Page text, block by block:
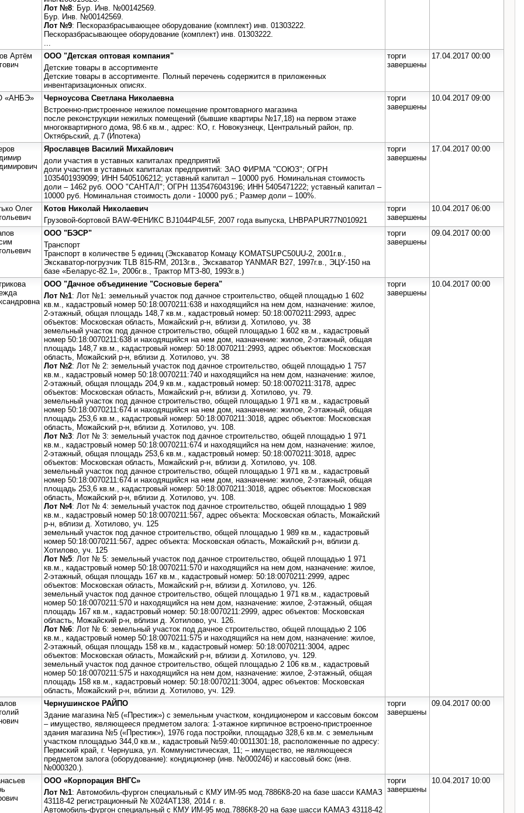
Лот №8: Бур. Инв. №00142569.
Бур. Инв. №00142569.
Лот №9: Пескоразбрасывающее оборудование (комплект) инв. 01303222.
Пескоразбрасывающее оборудование (комплект) инв. 01303222.
Артём
ООО "Детская оптовая компания"
Детские товары в ассортименте
Детские товары в ассортименте. Полный перечень содержится в приложенных
инвентаризационных описях.
торги
завершены
17.04.2017 00:00
«АНБЭ»
Черноусова Светлана Николаевна
Встроенно-пристроенное нежилое помещение промтоварного магазина
после реконструкции нежилых помещений (бывшие квартиры №17,18) на первом этаже
многоквартирного дома, 98.6 кв.м., адрес: КО, г. Новокузнецк, Центральный район, пр.
Октябрьский, д.7 (Ипотека)
торги
завершены
10.04.2017 09:00
Ярославцев Василий Михайлович
доли участия в уставных капиталах предприятий
доли участия в уставных капиталах предприятий: ЗАО ФИРМА "СОЮЗ"; ОГРН
1035401939099; ИНН 5405106212; уставный капитал – 10000 руб. Номинальная стоимость
доли – 1462 руб. ООО "САНТАЛ"; ОГРН 1135476043196; ИНН 5405471222; уставный капитал –
10000 руб. Номинальная стоимость доли - 10000 руб.; Размер доли – 100%.
торги
завершены
17.04.2017 00:00
Олег
Котов Николай Николаевич
Грузовой-бортовой BAW-ФЕНИКС BJ1044P4L5F, 2007 года выпуска, LHBPAPUR77N010921
торги
завершены
10.04.2017 06:00
ООО "БЭСР"
Транспорт
Транспорт в количестве 5 единиц (Экскаватор Комацу KOMATSUPC50UU-2, 2001г.в.,
Экскаватор-погрузчик TLB 815-RM, 2013г.в., Экскаватор YANMAR B27, 1997г.в., ЭЦУ-150 на
базе «Беларус-82.1», 2006г.в., Трактор МТЗ-80, 1993г.в.)
торги
завершены
09.04.2017 00:00
ООО "Дачное объединение "Сосновые берега"
Лот №1: Лот №1: земельный участок под дачное строительство, общей площадью 1 602
кв.м., кадастровый номер 50:18:0070211:638 и находящийся на нем дом, назначение: жилое,
2-этажный, общая площадь 148,7 кв.м., кадастровый номер: 50:18:0070211:2993, адрес
объектов: Московская область, Можайский р-н, вблизи д. Хотилово, уч. 38
земельный участок под дачное строительство, общей площадью 1 602 кв.м., кадастровый
номер 50:18:0070211:638 и находящийся на нем дом, назначение: жилое, 2-этажный, общая
площадь 148,7 кв.м., кадастровый номер: 50:18:0070211:2993, адрес объектов: Московская
область, Можайский р-н, вблизи д. Хотилово, уч. 38
Лот №2: Лот № 2: земельный участок под дачное строительство, общей площадью 1 757
кв.м., кадастровый номер 50:18:0070211:740 и находящийся на нем дом, назначение: жилое,
2-этажный, общая площадь 204,9 кв.м., кадастровый номер: 50:18:0070211:3178, адрес
объектов: Московская область, Можайский р-н, вблизи д. Хотилово, уч. 79.
земельный участок под дачное строительство, общей площадью 1 971 кв.м., кадастровый
номер 50:18:0070211:674 и находящийся на нем дом, назначение: жилое, 2-этажный, общая
площадь 253,6 кв.м., кадастровый номер: 50:18:0070211:3018, адрес объектов: Московская
область, Можайский р-н, вблизи д. Хотилово, уч. 108.
Лот №3: Лот № 3: земельный участок под дачное строительство, общей площадью 1 971
кв.м., кадастровый номер 50:18:0070211:674 и находящийся на нем дом, назначение: жилое,
2-этажный, общая площадь 253,6 кв.м., кадастровый номер: 50:18:0070211:3018, адрес
объектов: Московская область, Можайский р-н, вблизи д. Хотилово, уч. 108.
земельный участок под дачное строительство, общей площадью 1 971 кв.м., кадастровый
номер 50:18:0070211:674 и находящийся на нем дом, назначение: жилое, 2-этажный, общая
площадь 253,6 кв.м., кадастровый номер: 50:18:0070211:3018, адрес объектов: Московская
область, Можайский р-н, вблизи д. Хотилово, уч. 108.
Лот №4: Лот № 4: земельный участок под дачное строительство, общей площадью 1 989
кв.м., кадастровый номер 50:18:0070211:567, адрес объекта: Московская область, Можайский
р-н, вблизи д. Хотилово, уч. 125
земельный участок под дачное строительство, общей площадью 1 989 кв.м., кадастровый
номер 50:18:0070211:567, адрес объекта: Московская область, Можайский р-н, вблизи д.
Хотилово, уч. 125
Лот №5: Лот № 5: земельный участок под дачное строительство, общей площадью 1 971
кв.м., кадастровый номер 50:18:0070211:570 и находящийся на нем дом, назначение: жилое,
2-этажный, общая площадь 167 кв.м., кадастровый номер: 50:18:0070211:2999, адрес
объектов: Московская область, Можайский р-н, вблизи д. Хотилово, уч. 126.
земельный участок под дачное строительство, общей площадью 1 971 кв.м., кадастровый
номер 50:18:0070211:570 и находящийся на нем дом, назначение: жилое, 2-этажный, общая
площадь 167 кв.м., кадастровый номер: 50:18:0070211:2999, адрес объектов: Московская
область, Можайский р-н, вблизи д. Хотилово, уч. 126.
Лот №6: Лот № 6: земельный участок под дачное строительство, общей площадью 2 106
кв.м., кадастровый номер 50:18:0070211:575 и находящийся на нем дом, назначение: жилое,
2-этажный, общая площадь 158 кв.м., кадастровый номер: 50:18:0070211:3004, адрес
объектов: Московская область, Можайский р-н, вблизи д. Хотилово, уч. 129.
земельный участок под дачное строительство, общей площадью 2 106 кв.м., кадастровый
номер 50:18:0070211:575 и находящийся на нем дом, назначение: жилое, 2-этажный, общая
площадь 158 кв.м., кадастровый номер: 50:18:0070211:3004, адрес объектов: Московская
область, Можайский р-н, вблизи д. Хотилово, уч. 129.
торги
завершены
10.04.2017 00:00
Чернушинское РАЙПО
Здание магазина №5 («Престиж») с земельным участком, кондиционером и кассовым боксом
– имущество, являющееся предметом залога: 1-этажное кирпичное встроено-пристроенное
здания магазина №5 («Престиж»), 1976 года постройки, площадью 328,6 кв.м. с земельным
участком площадью 344,0 кв.м., кадастровый №59:40:0011301:18, расположенные по адресу:
Пермский край, г. Чернушка, ул. Коммунистическая, 11; – имущество, не являющееся
предметом залога (оборудование): кондиционер (инв. №000246) и кассовый бокс (инв.
№000320.).
торги
завершены
09.04.2017 00:00
ООО «Корпорация ВНГС»
Лот №1: Автомобиль-фургон специальный с КМУ ИМ-95 мод.7886К8-20 на базе шасси КАМАЗ
43118-42 регистрационный № Х024АТ138, 2014 г. в.
Автомобиль-фургон специальный с КМУ ИМ-95 мод.7886К8-20 на базе шасси КАМАЗ 43118-42
торги
завершены
10.04.2017 10:00